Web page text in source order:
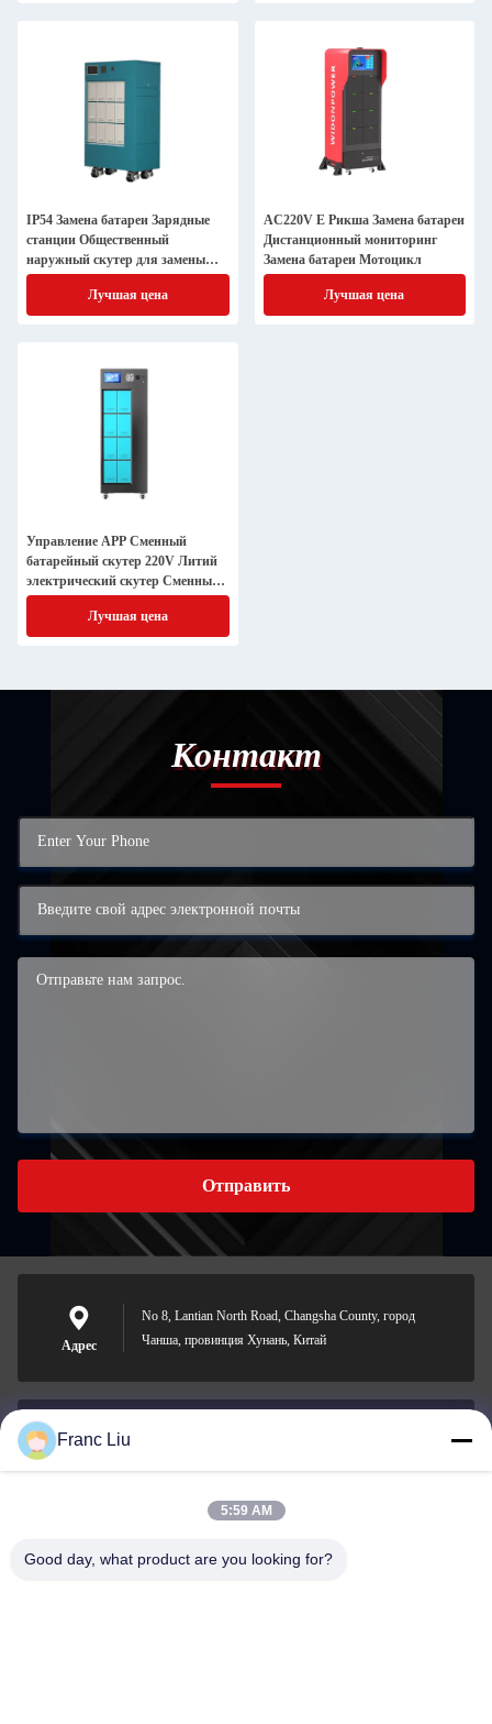
IP54 Замена батареи Зарядные
станции Общественный
наружный скутер для замены
батареи
Лучшая цена
AC220V E Рикша Замена батареи
Дистанционный мониторинг
Замена батареи Мотоцикл
Лучшая цена
Управление APP Сменный
батарейный скутер 220V Литий
электрический скутер Сменный
батарейный
Лучшая цена
Контакт
Отправить
Адрес
No 8, Lantian North Road, Changsha County, город
Чанша, провинция Хунань, Китай
Электронная
Franc Liu
5:59 AM
Good day, what product are you looking for?